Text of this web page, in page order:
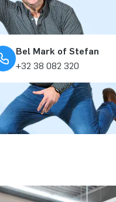
Bel Mark of Stefan
+32 38 082 320